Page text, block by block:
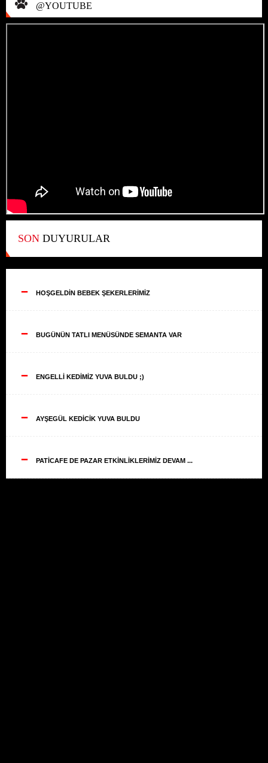
@YOUTUBE
SON DUYURULAR
-- HOŞGELDİN BEBEK ŞEKERLERİMİZ
-- BUGÜNÜN TATLI MENÜSÜNDE SEMANTA VAR
-- ENGELLİ KEDİMİZ YUVA BULDU ;)
-- AYŞEGÜL KEDİCİK YUVA BULDU
-- PATİCAFE DE PAZAR ETKİNLİKLERİMİZ DEVAM ...